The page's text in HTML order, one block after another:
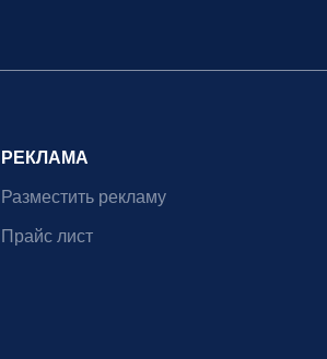
РЕКЛАМА
Разместить рекламу
Прайс лист